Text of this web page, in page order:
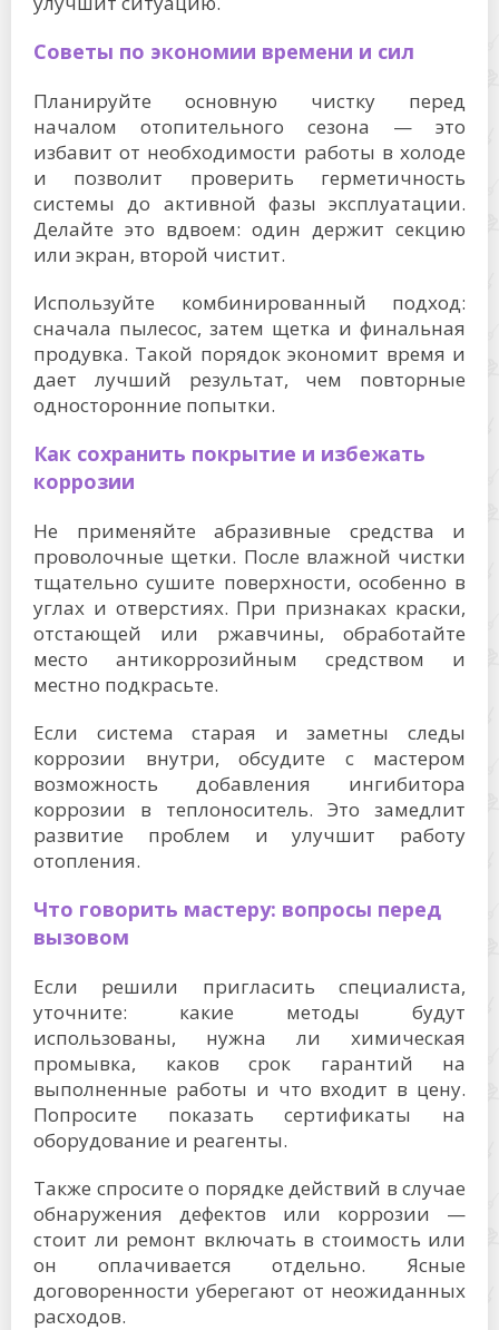
Советы по экономии времени и сил
Планируйте основную чистку перед
началом отопительного сезона — это
избавит от необходимости работы в холоде
и позволит проверить герметичность
системы до активной фазы эксплуатации.
Делайте это вдвоем: один держит секцию
или экран, второй чистит.
Используйте комбинированный подход:
сначала пылесос, затем щетка и финальная
продувка. Такой порядок экономит время и
дает лучший результат, чем повторные
односторонние попытки.
Как сохранить покрытие и избежать
коррозии
Не применяйте абразивные средства и
проволочные щетки. После влажной чистки
тщательно сушите поверхности, особенно в
углах и отверстиях. При признаках краски,
отстающей или ржавчины, обработайте
место антикоррозийным средством и
местно подкрасьте.
Если система старая и заметны следы
коррозии внутри, обсудите с мастером
возможность добавления ингибитора
коррозии в теплоноситель. Это замедлит
развитие проблем и улучшит работу
отопления.
Что говорить мастеру: вопросы перед
вызовом
Если решили пригласить специалиста,
уточните: какие методы будут
использованы, нужна ли химическая
промывка, каков срок гарантий на
выполненные работы и что входит в цену.
Попросите показать сертификаты на
оборудование и реагенты.
Также спросите о порядке действий в случае
обнаружения дефектов или коррозии —
стоит ли ремонт включать в стоимость или
он оплачивается отдельно. Ясные
договоренности уберегают от неожиданных
расходов.